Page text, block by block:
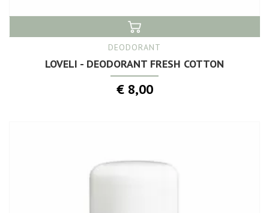
DEODORANT
LOVELI - DEODORANT FRESH COTTON
€ 8,00